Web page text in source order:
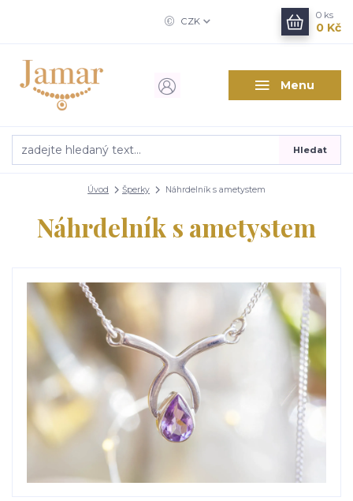
Menu
CZK
Hledat
0 ks
0 Kč
Úvod Šperky Náhrdelník s ametystem
Náhrdelník s ametystem